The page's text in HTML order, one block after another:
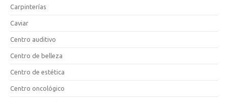
Carpinterías
Caviar
Centro auditivo
Centro de belleza
Centro de estética
Centro oncológico